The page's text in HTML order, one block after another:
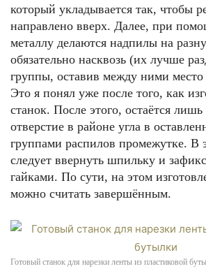
который укладывается так, чтобы
направлено вверх. Далее, при
металлу делаются надпилы на
обязательно насквозь (их лучше
группы, оставив между ними
Это я понял уже после того, как
станок. После этого, остаётся
отверстие в районе угла в
группами распилов промежутке. В
следует ввернуть шпильку и
гайками. По сути, на этом
можно считать завершённым.
Готовый станок для нарезки ленты из пластиковой